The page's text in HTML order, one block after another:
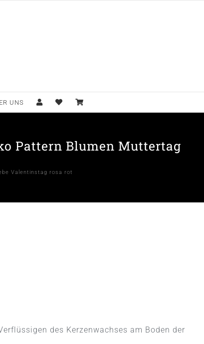
UNS
Pattern Blumen Muttertag
Valentinstag rosa rot
des Kerzenwachses am Boden der